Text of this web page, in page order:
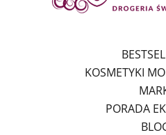
KOSMETYKI
PORADA